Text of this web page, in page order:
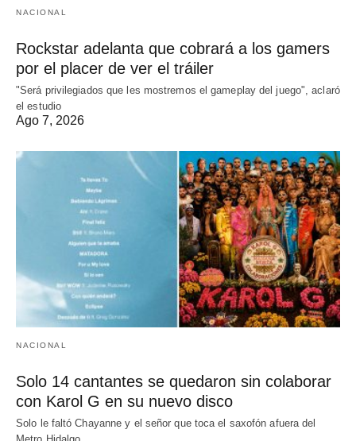
NACIONAL
Rockstar adelanta que cobrará a los gamers
por el placer de ver el tráiler
"Será privilegiados que les mostremos el gameplay del juego", aclaró
el estudio
Ago 7, 2026
NACIONAL
Solo 14 cantantes se quedaron sin colaborar
con Karol G en su nuevo disco
Solo le faltó Chayanne y el señor que toca el saxofón afuera del